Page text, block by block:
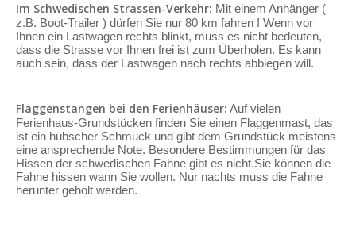
Im Schwedischen Strassen-Verkehr: Mit einem Anhänger (
z.B. Boot-Trailer ) dürfen Sie nur 80 km fahren ! Wenn vor
Ihnen ein Lastwagen rechts blinkt, muss es nicht bedeuten,
dass die Strasse vor Ihnen frei ist zum Überholen. Es kann
auch sein, dass der Lastwagen nach rechts abbiegen will.
Flaggenstangen bei den Ferienhäuser: Auf vielen
Ferienhaus-Grundstücken finden Sie einen Flaggenmast, das
ist ein hübscher Schmuck und gibt dem Grundstück meistens
eine ansprechende Note. Besondere Bestimmungen für das
Hissen der schwedischen Fahne gibt es nicht.Sie können die
Fahne hissen wann Sie wollen. Nur nachts muss die Fahne
herunter geholt werden.